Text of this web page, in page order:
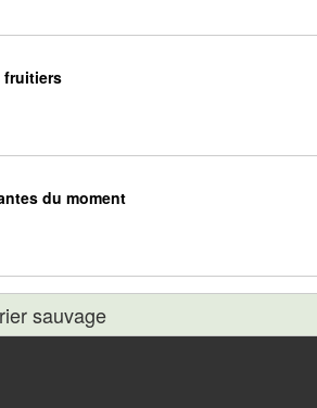
fruitiers
du moment
sauvage